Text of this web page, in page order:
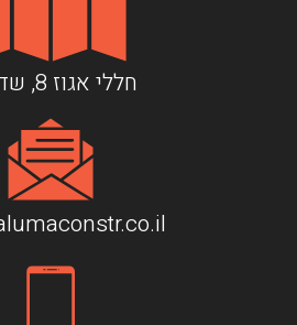
חללי אגוז 8, שדרות